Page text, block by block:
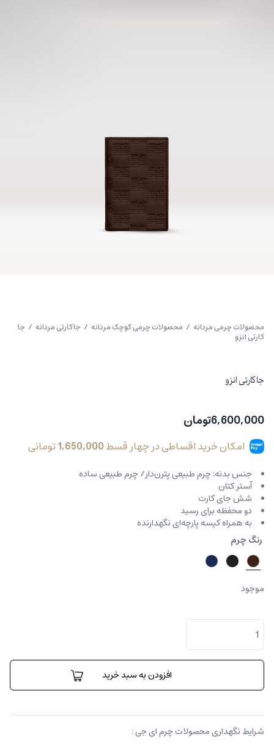
محصولات چرمی مردانه / محصولات چرمی کوچک مردانه / جاکارتی مردانه / جا
کارتی انزو
جا کارتی انزو
6,600,000تومان
امکان خرید اقساطی در چهار قسط1,650,000تومانی
جنس بدنه: چرم طبیعی پترن‌دار/ چرم طبیعی ساده
آستر کتان
شش جای کارت
دو محفظه برای رسید
به همراه کیسه پارچه‌ای نگهدارنده
رنگ چرم
موجود
جا
کارتی
انزو
عدد
افزودن به سبد خرید
شرایط نگهداری محصولات چرم ای جی :